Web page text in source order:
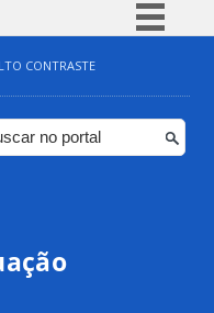
Simplifique!
Comunica BR
Participe
CONTRASTE